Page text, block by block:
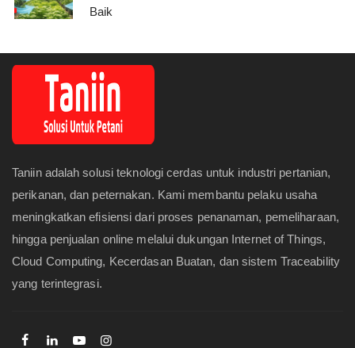
Baik
Taniin adalah solusi teknologi cerdas untuk industri pertanian,
perikanan, dan peternakan. Kami membantu pelaku usaha
meningkatkan efisiensi dari proses penanaman, pemeliharaan,
hingga penjualan online melalui dukungan Internet of Things,
Cloud Computing, Kecerdasan Buatan, dan sistem Traceability
yang terintegrasi.